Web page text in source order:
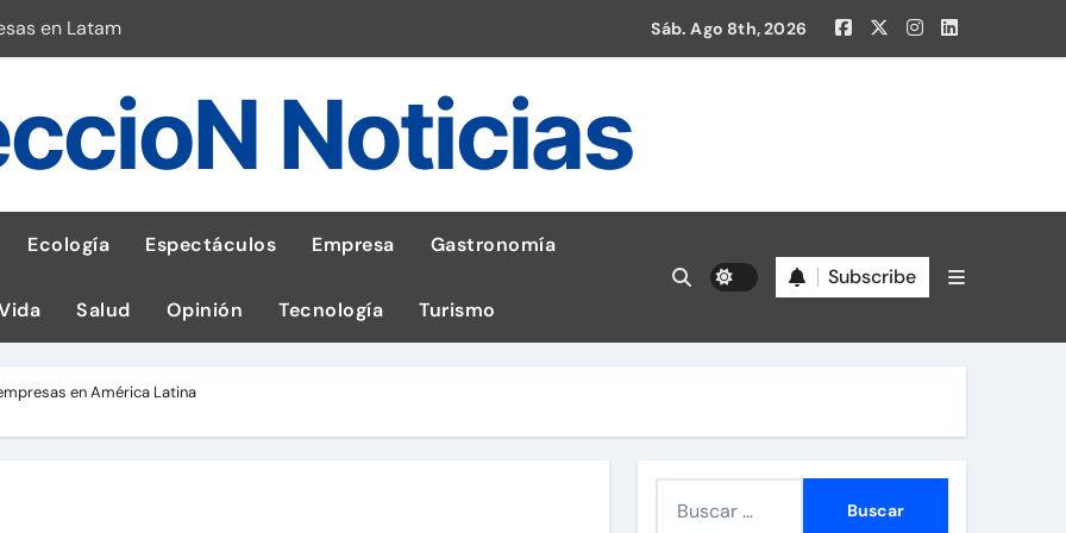
en Latam
de hígado
de GEI en sus operaciones
de celular según OSIPTEL
¡Descarga la app de Meridianbet y gana una jugada gratis en la Liga 1!
Sáb. Ago 8th, 2026
Noticias
Ecología Espectáculos Empresa Gastronomía
Salud Opinión Tecnología Turismo
Subscribe
en América Latina